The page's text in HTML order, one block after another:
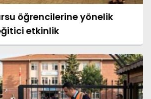
öğrencilerine yönelik
etkinlik